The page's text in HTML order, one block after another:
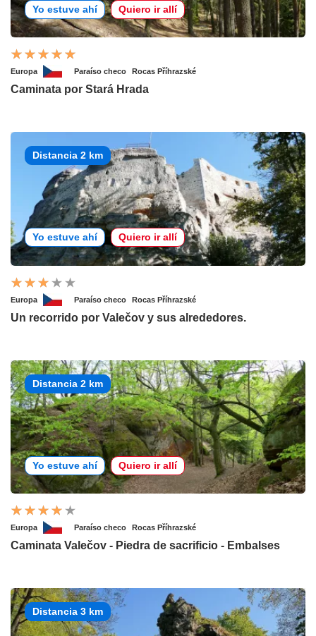
Yo estuve ahí Quiero ir allí
Europa Paraíso checo Rocas Příhrazské
Caminata por Stará Hrada
Distancia 2 km
Yo estuve ahí Quiero ir allí
Europa Paraíso checo Rocas Příhrazské
Un recorrido por Valečov y sus alrededores.
Distancia 2 km
Yo estuve ahí Quiero ir allí
Europa Paraíso checo Rocas Příhrazské
Caminata Valečov - Piedra de sacrificio - Embalses
Distancia 3 km